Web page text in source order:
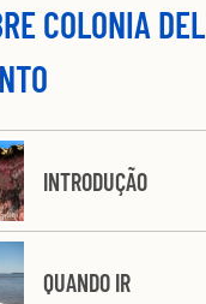
COLONIA DEL
INTRODUÇÃO
QUANDO IR